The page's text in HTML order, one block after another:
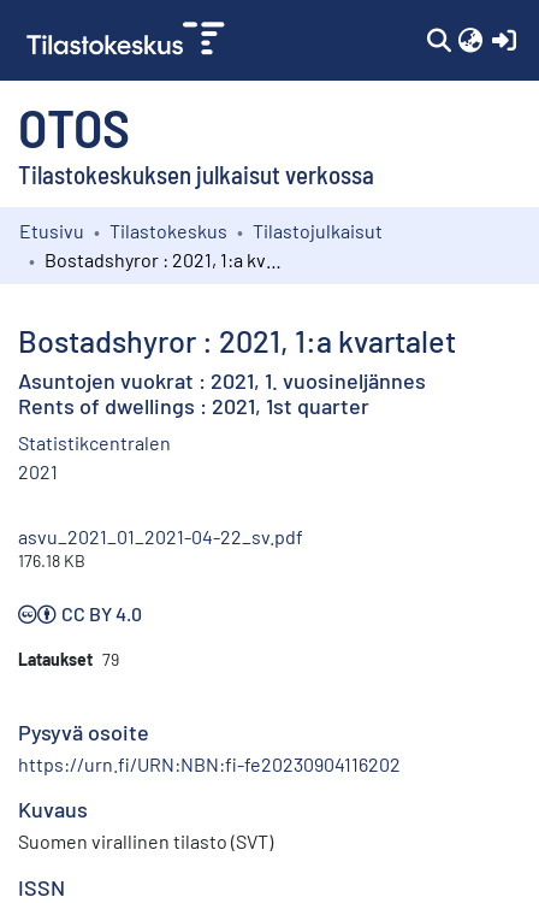
OTOS
Tilastokeskuksen julkaisut verkossa
Kokoelmat
Etusivu Tilastokeskus
Tilastojulkaisut
Bostadshyror : 2021, 1:a kvartalet
Asuntojen vuokrat : 2021, 1. vuosineljännes
Rents of dwellings : 2021, 1st quarter
Statistikcentralen
2021
asvu_2021_01_2021-04-22_sv.pdf
176.18 KB
CC BY 4.0
Lataukset 79
Pysyvä osoite
https://urn.fi/URN:NBN:fi-fe20230904116202
Kuvaus
Suomen virallinen tilasto (SVT)
ISSN